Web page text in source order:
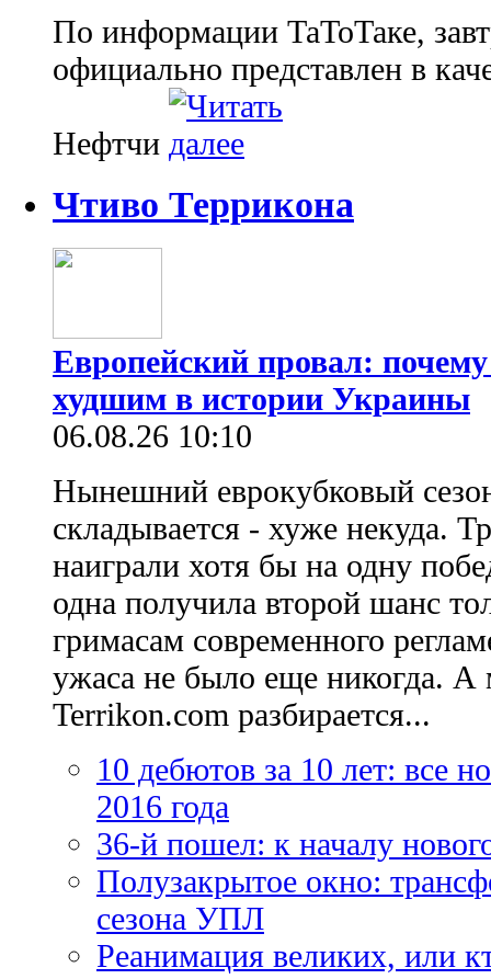
По информации ТаТоТаке,
официально представлен в
Нефтчи
Чтиво Террикона
Европейский провал:
худшим в истории Украины
06.08.26 10:10
Нынешний еврокубковый
складывается - хуже некуда.
наиграли хотя бы на одну
одна получила второй шанс
гримасам современного
ужаса не было еще никогда. А
Terrikon.com разбирается...
10 дебютов за 10 лет: все
2016 года
36-й пошел: к началу
Полузакрытое окно:
сезона УПЛ
Реанимация великих, или